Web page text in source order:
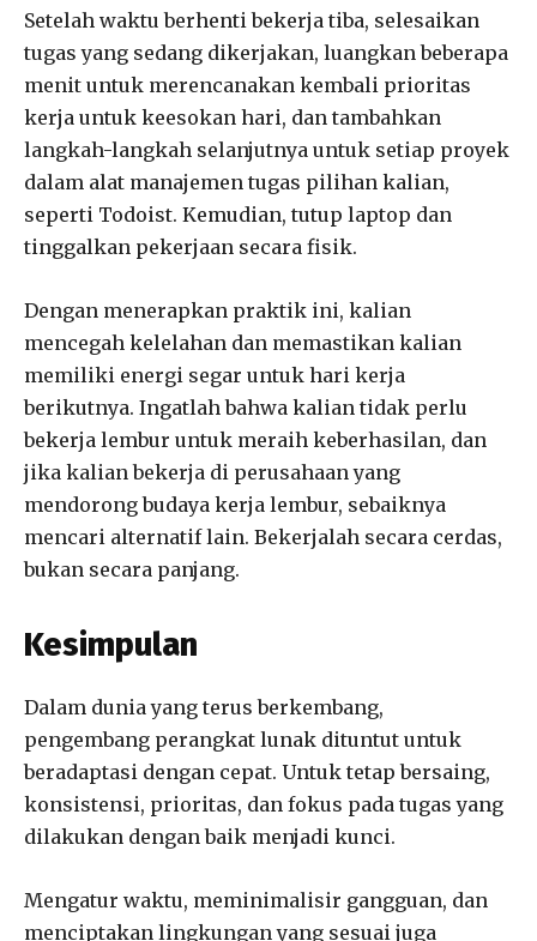
Setelah waktu berhenti bekerja tiba, selesaikan
tugas yang sedang dikerjakan, luangkan beberapa
menit untuk merencanakan kembali prioritas
kerja untuk keesokan hari, dan tambahkan
langkah-langkah selanjutnya untuk setiap proyek
dalam alat manajemen tugas pilihan kalian,
seperti Todoist. Kemudian, tutup laptop dan
tinggalkan pekerjaan secara fisik.
Dengan menerapkan praktik ini, kalian
mencegah kelelahan dan memastikan kalian
memiliki energi segar untuk hari kerja
berikutnya. Ingatlah bahwa kalian tidak perlu
bekerja lembur untuk meraih keberhasilan, dan
jika kalian bekerja di perusahaan yang
mendorong budaya kerja lembur, sebaiknya
mencari alternatif lain. Bekerjalah secara cerdas,
bukan secara panjang.
Kesimpulan
Dalam dunia yang terus berkembang,
pengembang perangkat lunak dituntut untuk
beradaptasi dengan cepat. Untuk tetap bersaing,
konsistensi, prioritas, dan fokus pada tugas yang
dilakukan dengan baik menjadi kunci.
Mengatur waktu, meminimalisir gangguan, dan
menciptakan lingkungan yang sesuai juga